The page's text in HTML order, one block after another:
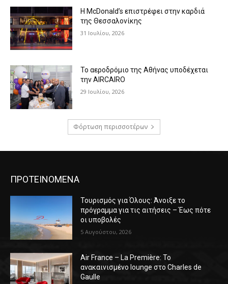
Η McDonald’s επιστρέφει στην καρδιά
της Θεσσαλονίκης
31 Ιουλίου, 2026
Το αεροδρόμιο της Αθήνας υποδέχεται
την AIRCAIRO
29 Ιουλίου, 2026
Φόρτωση περισσοτέρων
ΠΡΟΤΕΙΝΟΜΕΝΑ
Τουρισμός για Όλους: Άνοιξε το
πρόγραμμα για τις αιτήσεις – Έως πότε
οι υποβολές
5 Αυγούστου, 2026
Air France – La Première: Το
ανακαινισμένο lounge στο Charles de
Gaulle